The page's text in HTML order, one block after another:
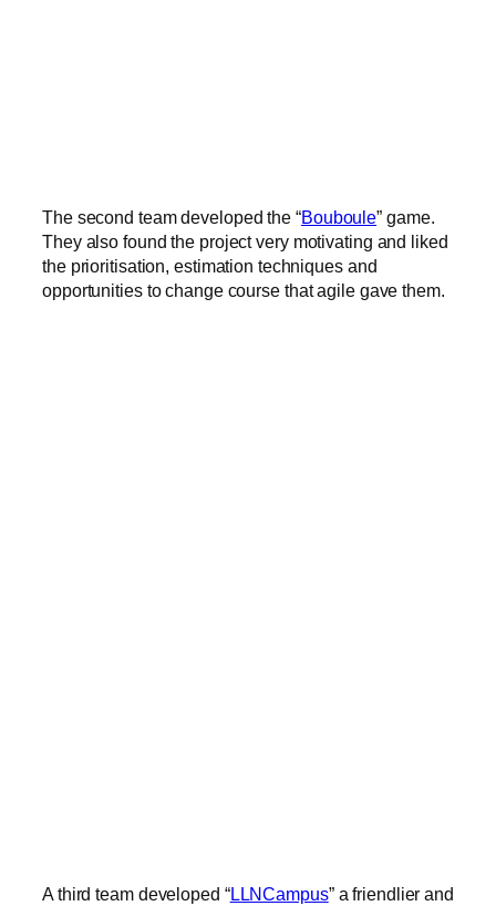
The second team developed the “Bouboule” game.
They also found the project very motivating and liked
the prioritisation, estimation techniques and
opportunities to change course that agile gave them.
A third team developed “LLNCampus” a friendlier and